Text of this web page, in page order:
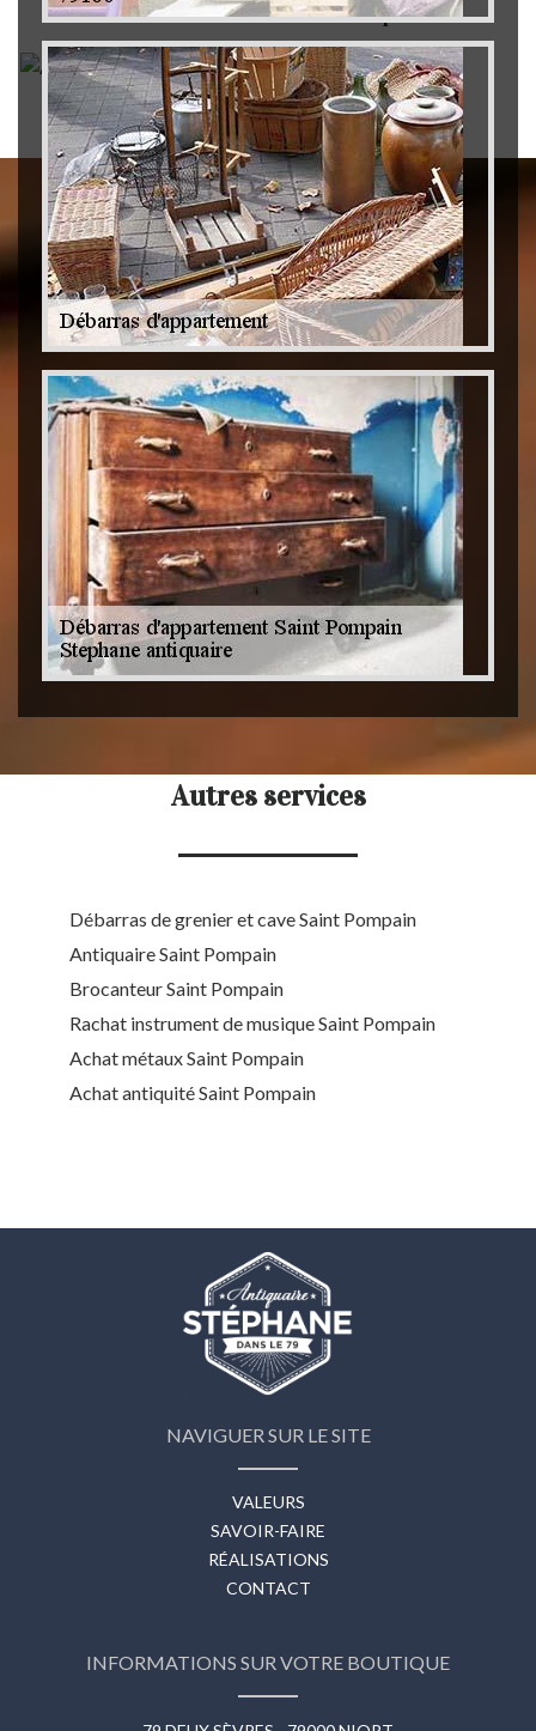
Rachat instrument de musique 79
Achat antiquité 79
Autres services
Débarras de grenier et cave Saint Pompain
Antiquaire Saint Pompain
Brocanteur Saint Pompain
Rachat instrument de musique Saint Pompain
Achat métaux Saint Pompain
Achat antiquité Saint Pompain
NAVIGUER SUR LE SITE
VALEURS
SAVOIR-FAIRE
RÉALISATIONS
CONTACT
INFORMATIONS SUR VOTRE BOUTIQUE